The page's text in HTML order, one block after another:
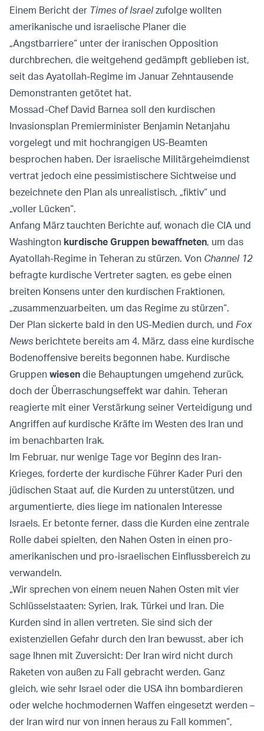
Einem Bericht der Times of Israelzufolge wollten
amerikanische und israelische Planer die
„Angstbarriere“ unter der iranischen Opposition
durchbrechen, die weitgehend gedämpft geblieben ist,
seit das Ayatollah-Regime im Januar Zehntausende
Demonstranten getötet hat.
Mossad-Chef David Barnea soll den kurdischen
Invasionsplan Premierminister Benjamin Netanjahu
vorgelegt und mit hochrangigen US-Beamten
besprochen haben. Der israelische Militärgeheimdienst
vertrat jedoch eine pessimistischere Sichtweise und
bezeichnete den Plan als unrealistisch, „fiktiv“ und
„voller Lücken“.
Anfang März tauchten Berichte auf, wonach die CIA und
Washington kurdische Gruppen bewaffneten, um das
Ayatollah-Regime in Teheran zu stürzen. Von Channel 12
befragte kurdische Vertreter sagten, es gebe einen
breiten Konsens unter den kurdischen Fraktionen,
„zusammenzuarbeiten, um das Regime zu stürzen“.
Der Plan sickerte bald in den US-Medien durch, und Fox
News berichtete bereits am 4. März, dass eine kurdische
Bodenoffensive bereits begonnen habe. Kurdische
Gruppen wiesen die Behauptungen umgehend zurück,
doch der Überraschungseffekt war dahin. Teheran
reagierte mit einer Verstärkung seiner Verteidigung und
Angriffen auf kurdische Kräfte im Westen des Iran und
im benachbarten Irak.
Im Februar, nur wenige Tage vor Beginn des Iran-
Krieges, forderte der kurdische Führer Kader Puri den
jüdischen Staat auf, die Kurden zu unterstützen, und
argumentierte, dies liege im nationalen Interesse
Israels. Er betonte ferner, dass die Kurden eine zentrale
Rolle dabei spielten, den Nahen Osten in einen pro-
amerikanischen und pro-israelischen Einflussbereich zu
verwandeln.
„Wir sprechen von einem neuen Nahen Osten mit vier
Schlüsselstaaten: Syrien, Irak, Türkei und Iran. Die
Kurden sind in allen vertreten. Sie sind sich der
existenziellen Gefahr durch den Iran bewusst, aber ich
sage Ihnen mit Zuversicht: Der Iran wird nicht durch
Raketen von außen zu Fall gebracht werden. Ganz
gleich, wie sehr Israel oder die USA ihn bombardieren
oder welche hochmodernen Waffen eingesetzt werden –
der Iran wird nur von innen heraus zu Fall kommen“,